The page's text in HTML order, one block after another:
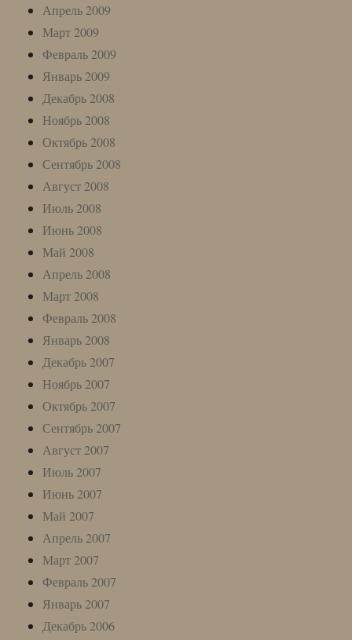
Апрель 2009
Март 2009
Февраль 2009
Январь 2009
Декабрь 2008
Ноябрь 2008
Октябрь 2008
Сентябрь 2008
Август 2008
Июль 2008
Июнь 2008
Май 2008
Апрель 2008
Март 2008
Февраль 2008
Январь 2008
Декабрь 2007
Ноябрь 2007
Октябрь 2007
Сентябрь 2007
Август 2007
Июль 2007
Июнь 2007
Май 2007
Апрель 2007
Март 2007
Февраль 2007
Январь 2007
Декабрь 2006